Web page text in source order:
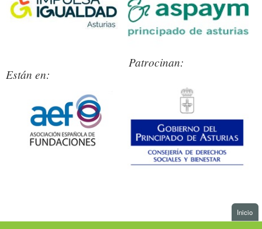
Están en:
Patrocinan:
Presentación
Inicio. Ir